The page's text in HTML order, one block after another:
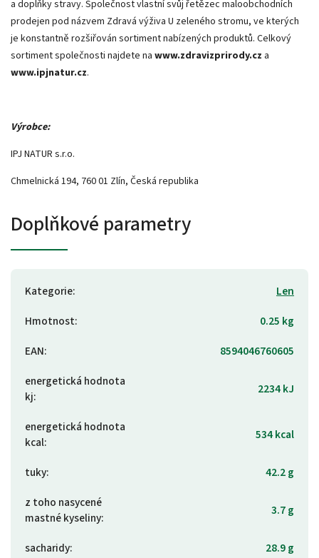
a doplňky stravy. Společnost vlastní svůj řetězec maloobchodních
prodejen pod názvem Zdravá výživa U zeleného stromu, ve kterých
je konstantně rozšiřován sortiment nabízených produktů. Celkový
sortiment společnosti najdete na www.zdravizprirody.cz a
www.ipjnatur.cz.
Výrobce:
IPJ NATUR s.r.o.
Chmelnická 194, 760 01 Zlín, Česká republika
Doplňkové parametry
Kategorie:
Len
Hmotnost:
0.25 kg
EAN:
8594046760605
energetická hodnota
kj: 2234 kJ
energetická hodnota
kcal: 534 kcal
tuky:
42.2 g
z toho nasycené
mastné kyseliny: 3.7 g
sacharidy:
28.9 g